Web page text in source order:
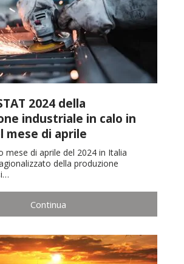
2024 della
industriale in calo in
mese di aprile
mese di aprile del 2024 in Italia
della produzione
Continua